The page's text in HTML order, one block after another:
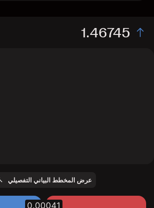
1.46745
عرض المخطط البياني التفصيلي
0.00041